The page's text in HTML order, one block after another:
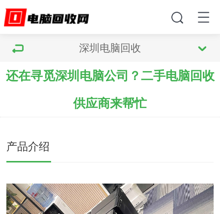
深圳电脑回收
还在寻觅深圳电脑公司？二手电脑回收
供应商来帮忙
产品介绍